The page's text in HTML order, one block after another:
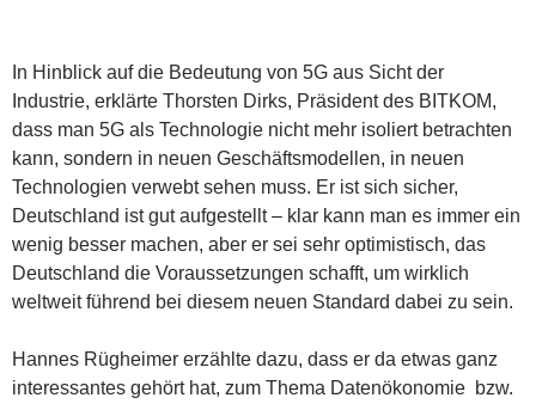
In Hinblick auf die Bedeutung von 5G aus Sicht der
Industrie, erklärte Thorsten Dirks, Präsident des BITKOM,
dass man 5G als Technologie nicht mehr isoliert betrachten
kann, sondern in neuen Geschäftsmodellen, in neuen
Technologien verwebt sehen muss. Er ist sich sicher,
Deutschland ist gut aufgestellt – klar kann man es immer ein
wenig besser machen, aber er sei sehr optimistisch, das
Deutschland die Voraussetzungen schafft, um wirklich
weltweit führend bei diesem neuen Standard dabei zu sein.
Hannes Rügheimer erzählte dazu, dass er da etwas ganz
interessantes gehört hat, zum Thema Datenökonomie bzw.